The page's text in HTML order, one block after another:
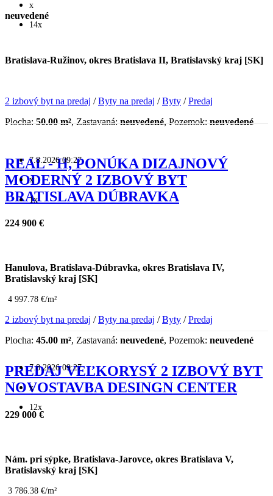
x
14x
neuvedené
Bratislava-Ružinov, okres Bratislava II, Bratislavský kraj [SK]
2 izbový byt na predaj /Byty na predaj /Byty /Predaj
Plocha: 50.00 m², Zastavaná: neuvedené, Pozemok: neuvedené
7.8.2026 09:27
x
1x
REAL - H, PONÚKA DIZAJNOVÝ
MODERNÝ 2 IZBOVÝ BYT
BRATISLAVA DÚBRAVKA
224 900 €
Hanulova, Bratislava-Dúbravka, okres Bratislava IV,
Bratislavský kraj [SK]
4 997.78 €/m²
2 izbový byt na predaj /Byty na predaj /Byty /Predaj
Plocha: 45.00 m², Zastavaná: neuvedené, Pozemok: neuvedené
7.8.2026 09:27
x
12x
PREDAJ VEĽKORYSÝ 2 IZBOVÝ BYT
NOVOSTAVBA DESINGN CENTER
229 000 €
Nám. pri sýpke, Bratislava-Jarovce, okres Bratislava V,
Bratislavský kraj [SK]
3 786.38 €/m²